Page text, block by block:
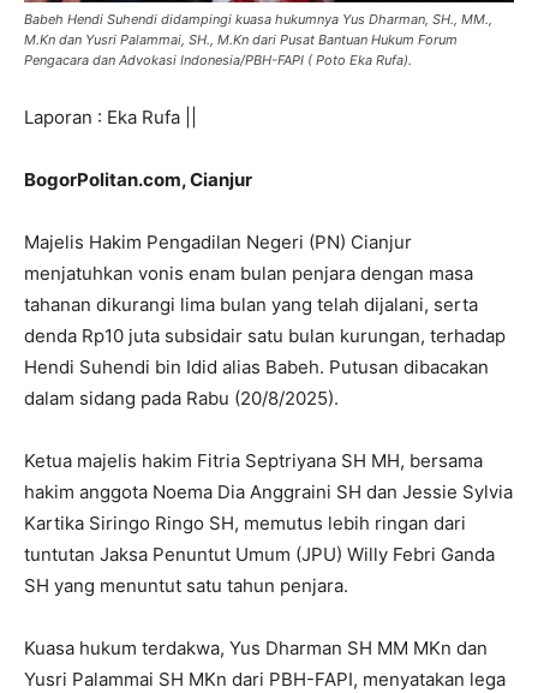
Babeh Hendi Suhendi didampingi kuasa hukumnya Yus Dharman, SH., MM.,
M.Kn dan Yusri Palammai, SH., M.Kn dari Pusat Bantuan Hukum Forum
Pengacara dan Advokasi Indonesia/PBH-FAPI ( Poto Eka Rufa).
Laporan : Eka Rufa ||
BogorPolitan.com, Cianjur
Majelis Hakim Pengadilan Negeri (PN) Cianjur
menjatuhkan vonis enam bulan penjara dengan masa
tahanan dikurangi lima bulan yang telah dijalani, serta
denda Rp10 juta subsidair satu bulan kurungan, terhadap
Hendi Suhendi bin Idid alias Babeh. Putusan dibacakan
dalam sidang pada Rabu (20/8/2025).
Ketua majelis hakim Fitria Septriyana SH MH, bersama
hakim anggota Noema Dia Anggraini SH dan Jessie Sylvia
Kartika Siringo Ringo SH, memutus lebih ringan dari
tuntutan Jaksa Penuntut Umum (JPU) Willy Febri Ganda
SH yang menuntut satu tahun penjara.
Kuasa hukum terdakwa, Yus Dharman SH MM MKn dan
Yusri Palammai SH MKn dari PBH-FAPI, menyatakan lega